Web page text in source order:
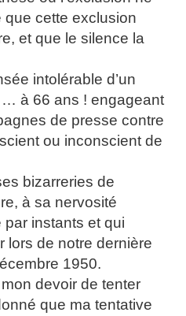
que cette exclusion
et que le silence la
intolérable d’un
à 66 ans ! engageant
de presse contre
ou inconscient de
bizarreries de
à sa nervosité
instants et qui
lors de notre dernière
1950.
mon devoir de tenter
que ma tentative